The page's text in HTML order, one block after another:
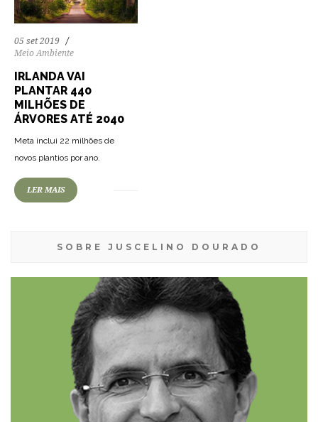
05 set 2019
Meio Ambiente
IRLANDA VAI
PLANTAR 440
MILHÕES DE
ÁRVORES ATÉ 2040
Meta inclui 22 milhões de
novos plantios por ano.
LER MAIS
SOBRE JUSCELINO DOURADO